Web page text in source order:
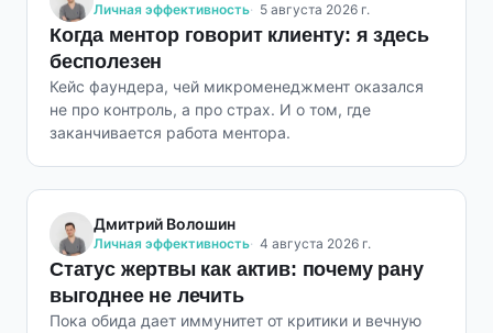
Личная эффективность 5 августа 2026 г.
Когда ментор говорит клиенту: я здесь
бесполезен
Кейс фаундера, чей микроменеджмент оказался
не про контроль, а про страх. И о том, где
заканчивается работа ментора.
Дмитрий Волошин
Личная эффективность 4 августа 2026 г.
Статус жертвы как актив: почему рану
выгоднее не лечить
Пока обида дает иммунитет от критики и вечную